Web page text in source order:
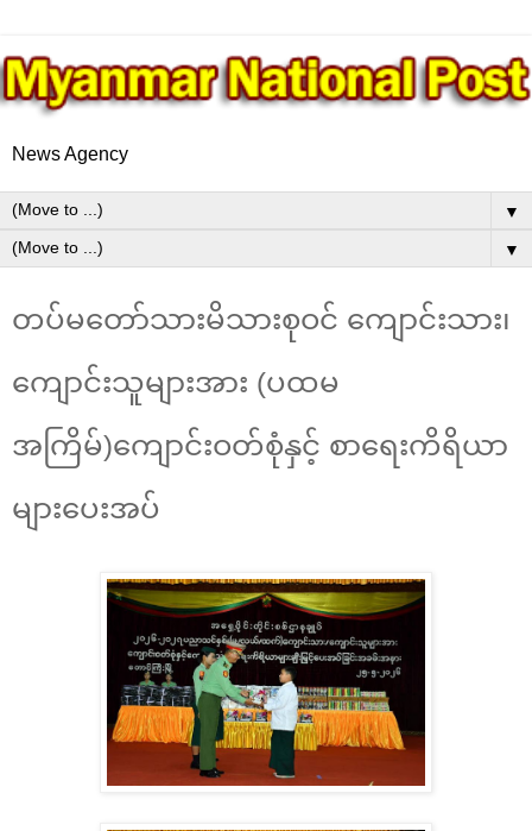
News Agency
▼
▼
တပ်မတော်သားမိသားစုဝင် ကျောင်းသား၊
ကျောင်းသူများအား (ပထမ
အကြိမ်)ကျောင်းဝတ်စုံနှင့် စာရေးကိရိယာ
များပေးအပ်